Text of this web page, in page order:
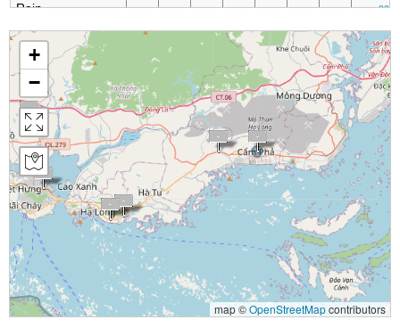
Rain - 99
+
−
map ©OpenStreetMapcontributors